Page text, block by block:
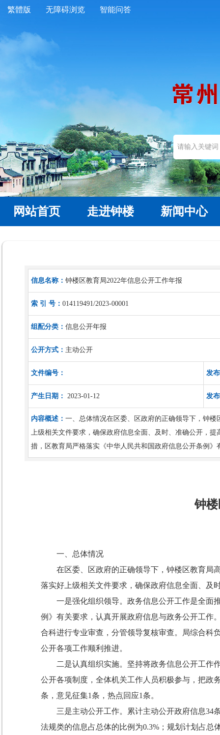
繁體版 无障碍浏览 智能问答
网站首页 走进钟楼 新闻中心
信息名称： 钟楼区教育局2022年信息公开工作年报
索 引 号： 014119491/2023-00001
组配分类： 信息公开年报
公开方式： 主动公开
文件编号： 发
产生日期： 2023-01-12 发
内容概述： 一、总体情况在区委、区政府的正确领导下，钟
上级相关文件要求，确保政府信息全面、及时、准确公开，
措，区教育局严格落实《中华人民共和国政府信息公开条例
钟
一、总体情况
在区委、区政府的正确领导下，钟楼区教育局
落实好上级相关文件要求，确保政府信息全面、及
一是强化组织领导。政务信息公开工作是全面
例》有关要求，认真开展政府信息与政务公开工作
合科进行专业审查，分管领导复核审查。局综合科
公开各项工作顺利推进。
二是认真组织实施。坚持将政务信息公开工作
公开各项制度，全体机关工作人员积极参与，把政
条，意见征集1条，热点回应1条。
三是主动公开工作。累计主动公开政府信息34
法规类的信息占总体的比例为0.3%；规划计划占总